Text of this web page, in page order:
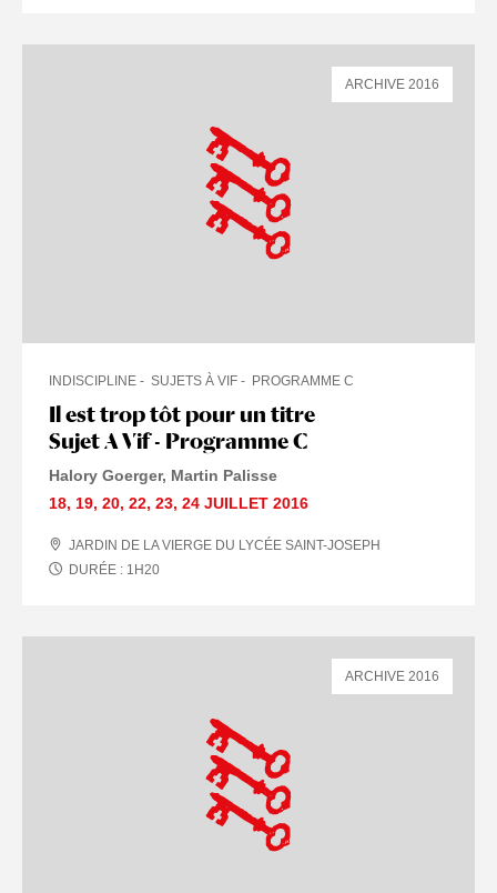
Il est trop tôt pour un titre
Sujet A Vif - Programme C
INDISCIPLINE SUJETS À VIF PROGRAMME C
Halory Goerger Martin Palisse
18, 19, 20, 22, 23, 24 JUILLET 2016
JARDIN DE LA VIERGE DU LYCÉE SAINT-JOSEPH
DURÉE : 1 H20
ARCHIVE 2016
ARCHIVE 2016